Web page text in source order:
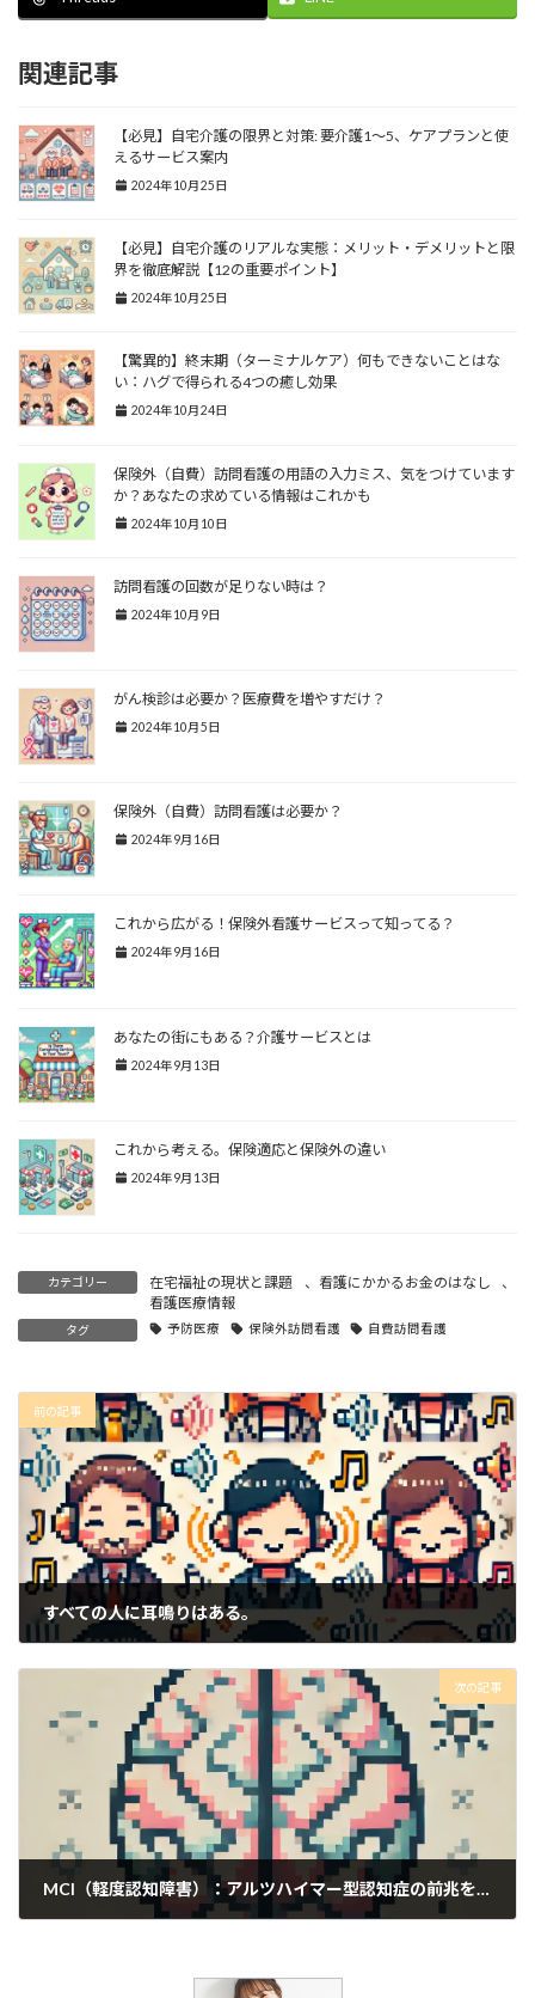
関連記事
【必見】自宅介護の限界と対策: 要介護1～5、ケアプランと使
えるサービス案内
2024年10月25日
【必見】自宅介護のリアルな実態：メリット・デメリットと限
界を徹底解説【12の重要ポイント】
2024年10月25日
【驚異的】終末期（ターミナルケア）何もできないことはな
い：ハグで得られる4つの癒し効果
2024年10月24日
保険外（自費）訪問看護の用語の入力ミス、気をつけています
か？あなたの求めている情報はこれかも
2024年10月10日
訪問看護の回数が足りない時は？
2024年10月9日
がん検診は必要か？医療費を増やすだけ？
2024年10月5日
保険外（自費）訪問看護は必要か？
2024年9月16日
これから広がる！保険外看護サービスって知ってる？
2024年9月16日
あなたの街にもある？介護サービスとは
2024年9月13日
これから考える。保険適応と保険外の違い
2024年9月13日
カテゴリー 在宅福祉の現状と課題 、 看護にかかるお金のはなし
、
看護医療情報
タグ 予防医療 保険外訪問看護 自費訪問看護
前の記事
すべての人に耳鳴りはある。
次の記事
MCI（軽度認知障害）：アルツハイマー型認知症の前兆を知る